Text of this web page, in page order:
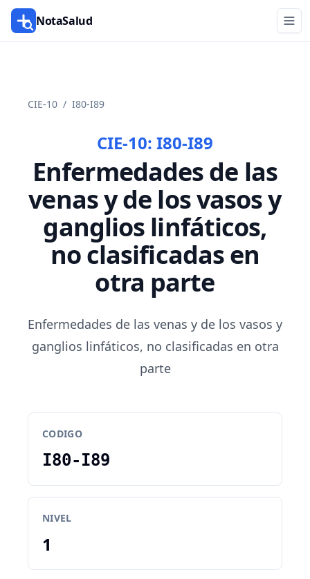
NotaSalud
CIE-10 / I80-I89
CIE-10: I80-I89
Enfermedades de las
venas y de los vasos y
ganglios linfáticos,
no clasificadas en
otra parte
Enfermedades de las venas y de los vasos y
ganglios linfáticos, no clasificadas en otra
parte
CODIGO
I80-I89
NIVEL
1